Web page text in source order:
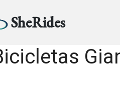
SheRides